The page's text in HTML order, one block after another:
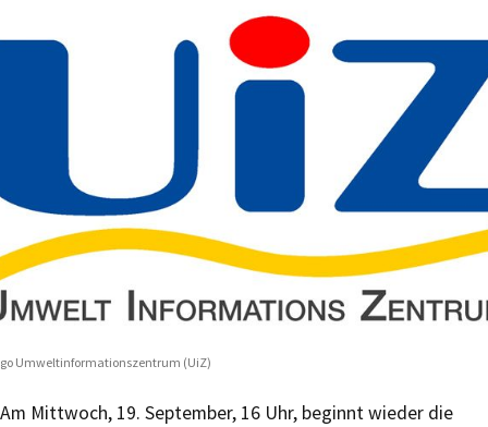
Umweltinformationszentrum (UiZ)
Am Mittwoch, 19. September, 16 Uhr, beginnt wieder die